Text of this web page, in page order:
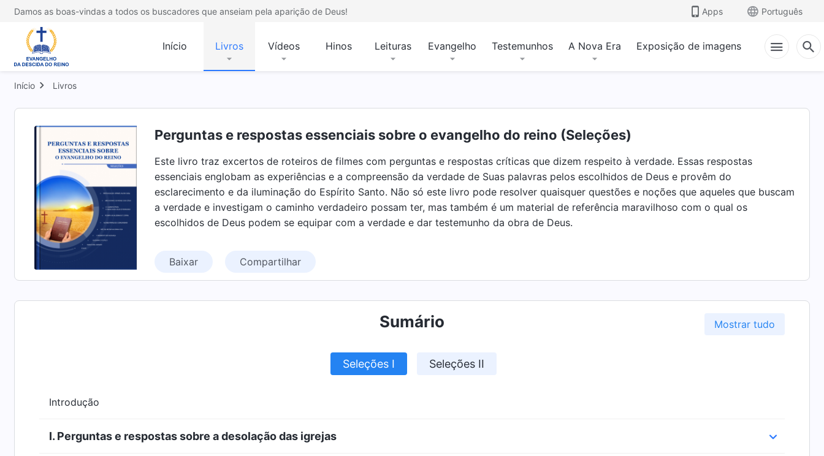
Damos as boas-vindas a todos os buscadores que anseiam pela aparição de Deus! Apps Português
Início Livros Vídeos Hinos Leituras Evangelho Testemunhos A Nova Era Exposição de imagens
Início Livros
Perguntas e respostas essenciais sobre o evangelho do reino (Seleções)
Este livro traz excertos de roteiros de filmes com perguntas e respostas críticas que dizem respeito à verdade. Essas respostas
essenciais englobam as experiências e a compreensão da verdade de Suas palavras pelos escolhidos de Deus e provêm do
esclarecimento e da iluminação do Espírito Santo. Não só este livro pode resolver quaisquer questões e noções que aqueles que buscam
a verdade e investigam o caminho verdadeiro possam ter, mas também é um material de referência maravilhoso com o qual os
escolhidos de Deus podem se equipar com a verdade e dar testemunho da obra de Deus.
Baixar Compartilhar
Sumário Mostrar tudo
Seleções I Seleções II
Introdução
I. Perguntas e respostas sobre a desolação das igrejas